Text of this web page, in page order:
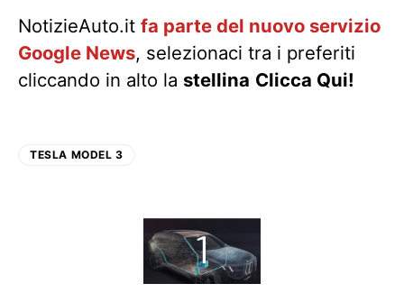
NotizieAuto.it fa parte del nuovo servizio
Google News, selezionaci tra i preferiti
cliccando in alto la stellina Clicca Qui!
TESLA MODEL 3